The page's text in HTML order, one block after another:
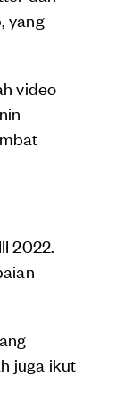
yang
video
2022.
juga ikut